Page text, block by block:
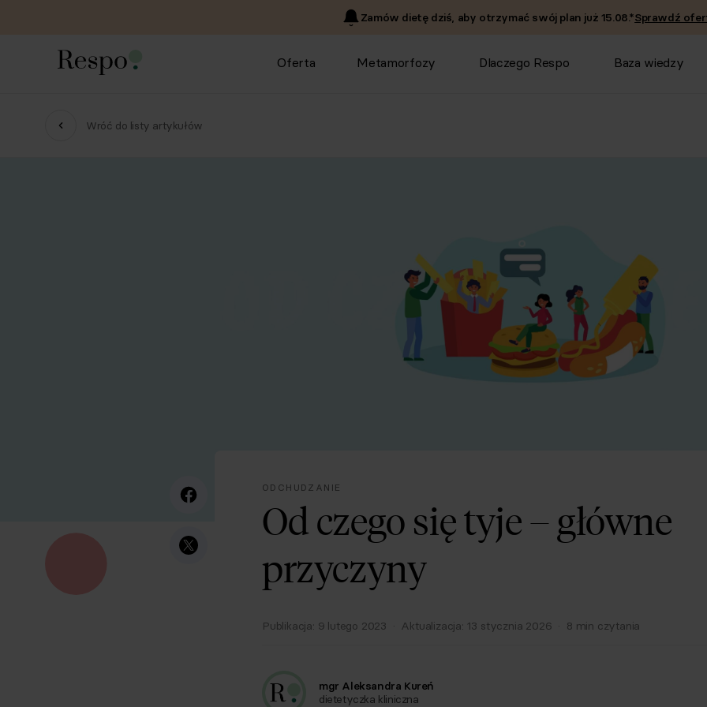
Zamów dietę dziś, aby otrzymać swój plan już 15.08.*Sprawdź
Oferta Metamorfozy Dlaczego Respo Baza wiedzy
Wróć do listy artykułów
ODCHUDZANIE
Od czego się tyje – główne
przyczyny
Publikacja: 9 lutego 2023 · Aktualizacja: 13 stycznia 2026 · 8 min czytania
mgr Aleksandra Kureń
dietetyczka kliniczna